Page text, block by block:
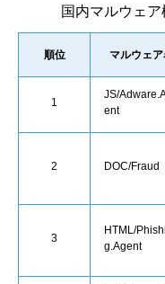
国内マルウェア
順位 マルウェア
1
JS/
ent
2 DOC/Fraud
3
HTML/
g.Agent